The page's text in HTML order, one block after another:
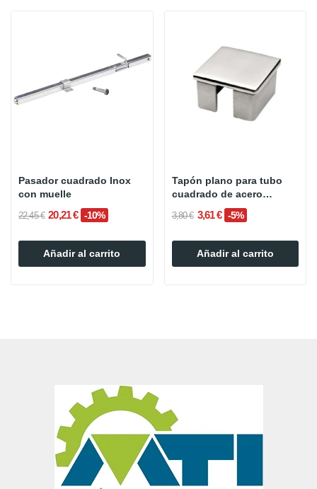
Pasador cuadrado Inox
con muelle
22,45 € 20,21 € -10%
Añadir al carrito
Tapón plano para tubo
cuadrado de acero
3,80 € 3,61 € -5%
Añadir al carrito